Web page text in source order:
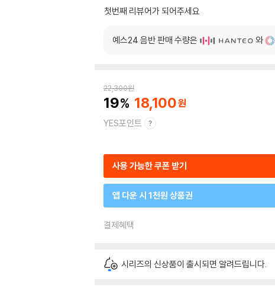
첫번째 리뷰어가 되어주세요
예스24 음반 판매 수량은 와
22,300원
19 18,100
YES포인트
사용 가능한 쿠폰 받기
앱 다운 시 1천원 상품권
결제혜택
시리즈의 신상품이 출시되면 알려드립니다.